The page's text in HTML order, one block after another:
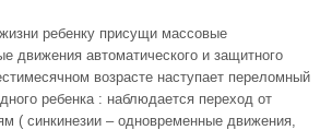
ребенку присущи массовые
движения автоматического и защитного
возрасте наступает переломный
ребенка : наблюдается переход от
( синкинезии – одновременные движения,